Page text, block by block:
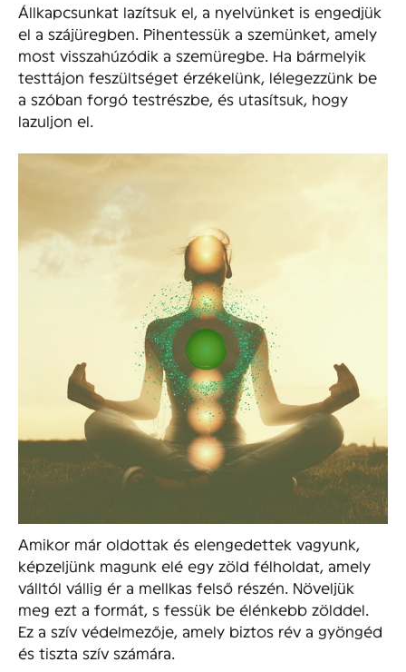
Állkapcsunkat lazítsuk el, a nyelvünket is engedjük
el a szájüregben. Pihentessük a szemünket, amely
most visszahúzódik a szemüregbe. Ha bármelyik
testtájon feszültséget érzékelünk, lélegezzünk be
a szóban forgó testrészbe, és utasítsuk, hogy
lazuljon el.
Amikor már oldottak és elengedettek vagyunk,
képzeljünk magunk elé egy zöld félholdat, amely
válltól vállig ér a mellkas felső részén. Növeljük
meg ezt a formát, s fessük be élénkebb zölddel.
Ez a szív védelmezője, amely biztos rév a gyöngéd
és tiszta szív számára.